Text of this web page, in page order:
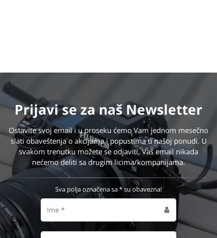
Prijavi seza naš Newsletter
Ostavite svoj email i u proseku ćemo Vam jednom mesečno
slati obaveštenja o akcijama i popustima u našoj ponudi. U
svakom trenutku možete se odjaviti, Vaš email nikada
nećemo deliti sa drugim licima/kompanijama.